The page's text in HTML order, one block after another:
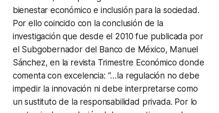
bienestar económico e inclusión para la sociedad.
Por ello coincido con la conclusión de la
investigación que desde el 2010 fue publicada por
el Subgobernador del Banco de México, Manuel
Sánchez, en la revistaTrimestre Económicodonde
comenta con excelencia: “…la regulación no debe
impedir la innovación ni debe interpretarse como
un sustituto de la responsabilidad privada. Por lo